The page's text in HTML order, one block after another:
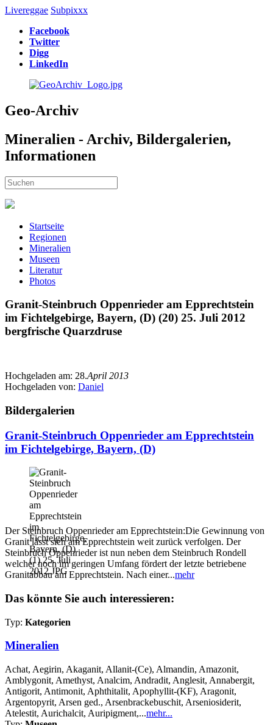
Livereggae Subpixxx
Facebook
Twitter
Digg
LinkedIn
Geo-Archiv
Mineralien - Archiv, Bildergalerien,
Informationen
Startseite
Regionen
Mineralien
Museen
Literatur
Photos
Granit-Steinbruch Oppenrieder am Epprechtstein
im Fichtelgebirge, Bayern, (D) (20) 25. Juli 2012
bergfrische Quarzdruse
Hochgeladen am: 28.April 2013
Hochgeladen von: Daniel
Bildergalerien
Granit-Steinbruch Oppenrieder am Epprechtstein
im Fichtelgebirge, Bayern, (D)
Der Steinbruch Oppenrieder am Epprechtstein:Die Gewinnung von
Granit lässt sich am Epprechtstein weit zurück verfolgen. Der
Steinbruch Oppenrieder ist nun neben dem Steinbruch Rondell
welcher noch im geringen Umfang fördert der letzte betriebene
Granitabbau am Epprechtstein. Nach einer...mehr
Das könnte Sie auch interessieren:
Typ: Kategorien
Mineralien
Achat, Aegirin, Akaganit, Allanit-(Ce), Almandin, Amazonit,
Amblygonit, Amethyst, Analcim, Andradit, Anglesit, Annabergit,
Antigorit, Antimonit, Aphthitalit, Apophyllit-(KF), Aragonit,
Argentopyrit, Arsen ged., Arsenbrackebuschit, Arseniosiderit,
Atelestit, Aurichalcit, Auripigment,...mehr...